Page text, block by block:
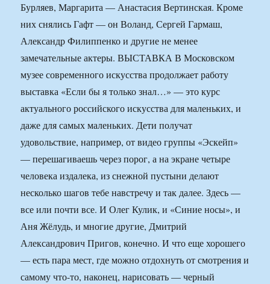
Бурляев, Маргарита — Анастасия Вертинская. Кроме
них снялись Гафт — он Воланд, Сергей Гармаш,
Александр Филиппенко и другие не менее
замечательные актеры. ВЫСТАВКА В Московском
музее современного искусства продолжает работу
выставка «Если бы я только знал…» — это курс
актуального российского искусства для маленьких, и
даже для самых маленьких. Дети получат
удовольствие, например, от видео группы «Эскейп»
— перешагиваешь через порог, а на экране четыре
человека издалека, из снежной пустыни делают
несколько шагов тебе навстречу и так далее. Здесь —
все или почти все. И Олег Кулик, и «Синие носы», и
Аня Жёлудь, и многие другие, Дмитрий
Александрович Пригов, конечно. И что еще хорошего
— есть пара мест, где можно отдохнуть от смотрения и
самому что-то, наконец, нарисовать — черный